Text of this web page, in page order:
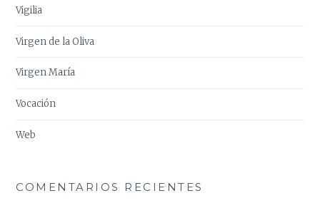
Vigilia
Virgen de la Oliva
Virgen María
Vocación
Web
COMENTARIOS RECIENTES